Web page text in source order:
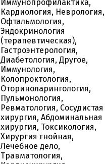
Иммунопрофилактика,
Кардиология, Неврология,
Офтальмология,
Эндокринология
(терапевтическая),
Гастроэнтерология,
Диабетология, Другое,
Иммунология,
Колопроктология,
Оториноларингология,
Пульмонология,
Ревматология, Сосудистая
хирургия, Абдоминальная
хирургия, Токсикология,
Хирургия гнойная,
Лечебное дело,
Травматология,